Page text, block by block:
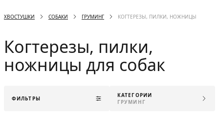
ХВОСТУШКИ СОБАКИ ГРУМИНГ КОГТЕРЕЗЫ, ПИЛКИ, НОЖНИЦЫ
Когтерезы, пилки,
ножницы для собак
ФИЛЬТРЫ
КАТЕГОРИИ
ГРУМИНГ